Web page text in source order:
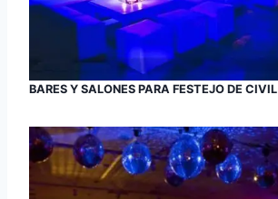
BARES Y SALONES PARA FESTEJO DE CIVIL